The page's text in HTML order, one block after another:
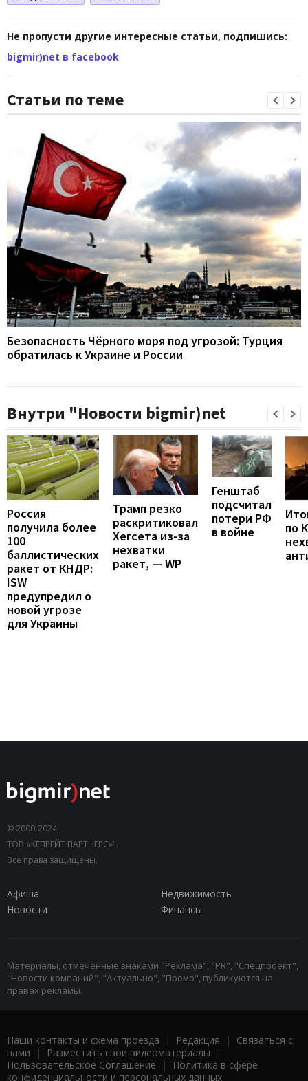
Не пропусти другие интересные статьи, подпишись:
bigmir)net в facebook
Статьи по теме
Безопасность Чёрного моря под угрозой: Турция
обратилась к Украине и России
Внутри "Новости bigmir)net
Россия
получила более
100
баллистических
ракет от КНДР:
ISW
предупредил о
новой угрозе
для Украины
Трамп резко
раскритиковал
Хегсета из-за
нехватки
ракет, — WP
Генштаб
подсчитал
потери РФ
в войне
по
© 2000-2024,
ТОВ «КЕПРЕЙТ ПАРТНЕРС»".
Все права защищены.
Афиша
Недвижимость
Новости
Финансы
Материалы, отмеченные знаками "Реклама", "PR", "Спецпроект",
"Новости компаний", "Актуально", "Промо", публикуются на
правах рекламы.
Наши контакты и схема проезда | Редакция | Связаться с
нами | Разместить свои видеоматериалы |
Пользовательское Соглашение |
Политика в сфере
конфиденциальности и персональных данных